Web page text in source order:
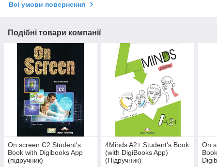
Всі умови повернення
Подібні товари компанії
On screen C2 Student's
Book with Digibooks App
(підручник)
4Minds A2+ Student's Book
(with DigiBooks App)
(Підручник)
On